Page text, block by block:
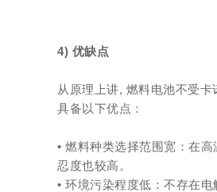
4) 优缺点
从原理上讲, 燃料电池不受
具备以下优点：
• 燃料种类选择范围宽：在
忍度也较高。
• 环境污染程度低：不存在